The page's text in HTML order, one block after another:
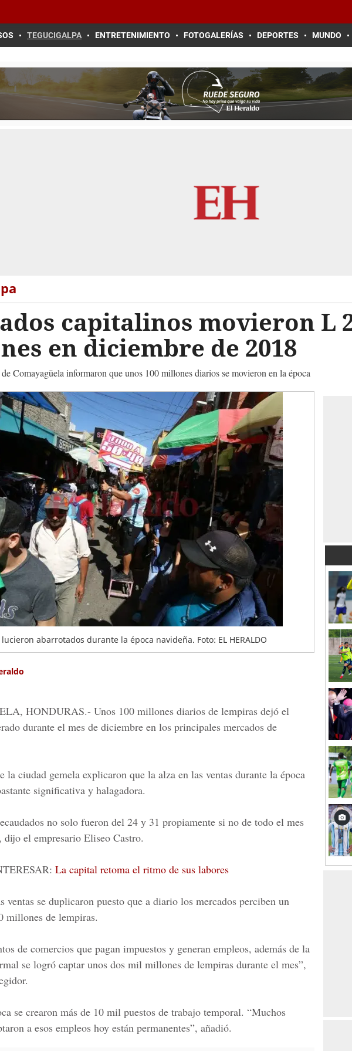
TEGUCIGALPA ENTRETENIMIENTO FOTOGALERÍAS DEPORTES MUNDO
capitalinos movieron L
en diciembre de 2018
Comayagüela informaron que unos 100 millones diarios se movieron en la época
abarrotados durante la época navideña. Foto: EL HERALDO
HONDURAS.- Unos 100 millones diarios de lempiras dejó el
durante el mes de diciembre en los principales mercados de
la ciudad gemela explicaron que la alza en las ventas durante la época
significativa y halagadora.
no solo fueron del 24 y 31 propiamente si no de todo el mes
dijo el empresario Eliseo Castro.
La capital retoma el ritmo de sus labores
ventas se duplicaron puesto que a diario los mercados perciben un
millones de lempiras.
de comercios que pagan impuestos y generan empleos, además de la
se logró captar unos dos mil millones de lempiras durante el mes”,
se crearon más de 10 mil puestos de trabajo temporal. “Muchos
a esos empleos hoy están permanentes”, añadió.